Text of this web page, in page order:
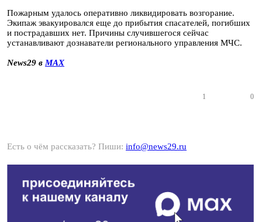
Пожарным удалось оперативно ликвидировать возгорание.
Экипаж эвакуировался еще до прибытия спасателей, погибших
и пострадавших нет. Причины случившегося сейчас
устанавливают дознаватели регионального управления МЧС.
News29 в MAX
1 0
Есть о чём рассказать? Пиши: info@news29.ru